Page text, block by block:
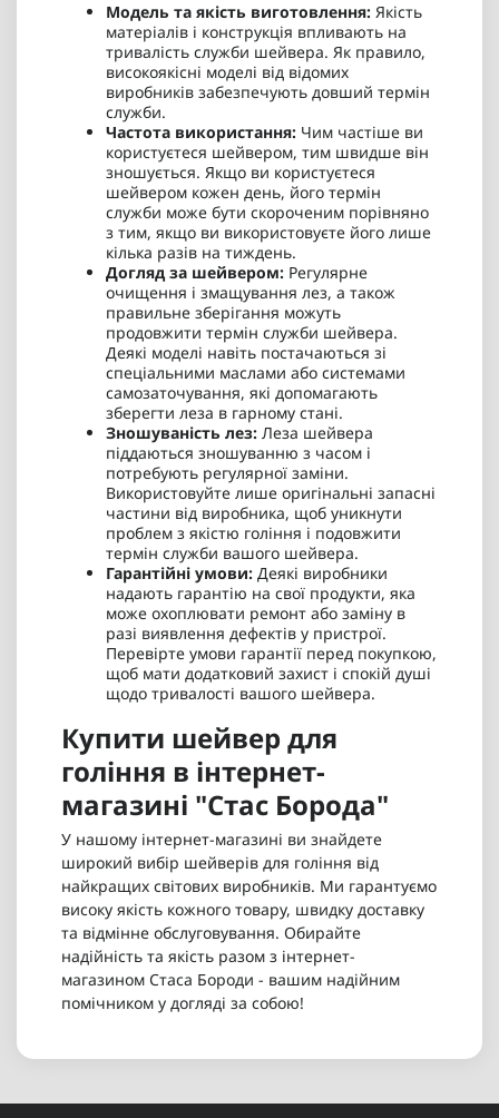
Модель та якість виготовлення: Якість
матеріалів і конструкція впливають на
тривалість служби шейвера. Як правило,
високоякісні моделі від відомих
виробників забезпечують довший термін
служби.
Частота використання: Чим частіше ви
користуєтеся шейвером, тим швидше він
зношується. Якщо ви користуєтеся
шейвером кожен день, його термін
служби може бути скороченим порівняно
з тим, якщо ви використовуєте його лише
кілька разів на тиждень.
Догляд за шейвером: Регулярне
очищення і змащування лез, а також
правильне зберігання можуть
продовжити термін служби шейвера.
Деякі моделі навіть постачаються зі
спеціальними маслами або системами
самозаточування, які допомагають
зберегти леза в гарному стані.
Зношуваність лез: Леза шейвера
піддаються зношуванню з часом і
потребують регулярної заміни.
Використовуйте лише оригінальні запасні
частини від виробника, щоб уникнути
проблем з якістю гоління і подовжити
термін служби вашого шейвера.
Гарантійні умови: Деякі виробники
надають гарантію на свої продукти, яка
може охоплювати ремонт або заміну в
разі виявлення дефектів у пристрої.
Перевірте умови гарантії перед покупкою,
щоб мати додатковий захист і спокій душі
щодо тривалості вашого шейвера.
Купити шейвер для
гоління в інтернет-
магазині "Стас Борода"
У нашому інтернет-магазині ви знайдете
широкий вибір шейверів для гоління від
найкращих світових виробників. Ми гарантуємо
високу якість кожного товару, швидку доставку
та відмінне обслуговування. Обирайте
надійність та якість разом з інтернет-
магазином Стаса Бороди - вашим надійним
помічником у догляді за собою!